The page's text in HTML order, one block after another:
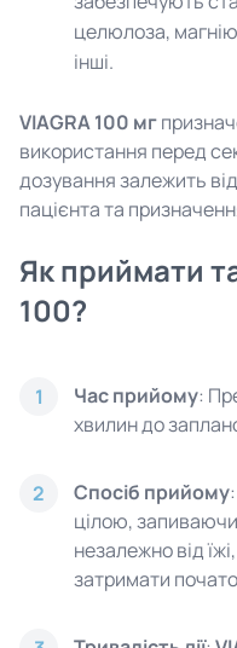
целюлоза,
інші.
VIAGRA 100 мг
використання перед
дозування залежить
пацієнта та
Як приймати
100?
1 Час прийому:
хвилин до
2 Спосіб прийому
цілою,
незалежно від
затримати